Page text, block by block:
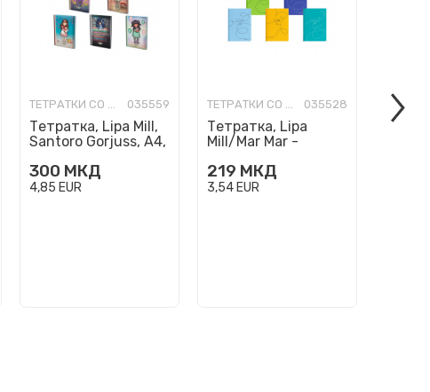
ТЕТРАТКИ СО ТВРДИ КОРИЦИ 035559
Тетратка, Lipa Mill,
Santoro Gorjuss, A4,
300 МКД
4,85 EUR
ТЕТРАТКИ СО ТВРДИ КОРИЦИ 035528
Тетратка, Lipa
Mill/Mar Mar -
219 МКД
3,54 EUR